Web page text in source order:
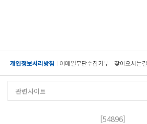
개인정보처리방침 이메일무단수집거부 찾아오시는길
[54896]